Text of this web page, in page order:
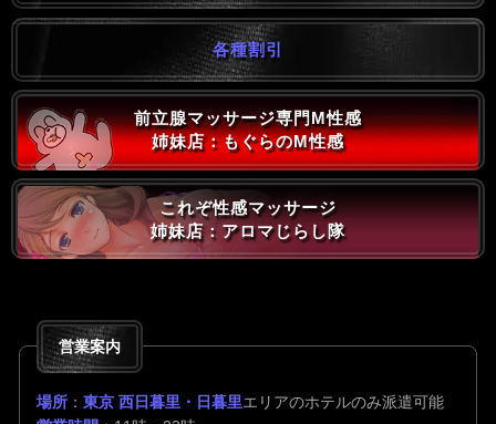
各種割引
前立腺マッサージ専門M性感
姉妹店：もぐらのM性感
これぞ性感マッサージ
姉妹店：アロマじらし隊
営業案内
場所 ： 東京 西日暮里・日暮里エリアのホテルのみ派遣可能